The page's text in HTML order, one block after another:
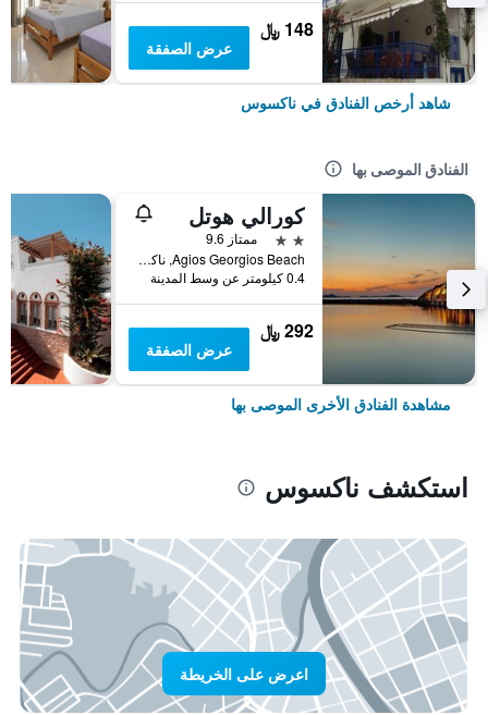
148 ﷼
عرض الصفقة
شاهد أرخص الفنادق في ناكسوس
الفنادق الموصى بها
كورالي هوتل
2 نجمتين
ممتاز 9.6
Agios Georgios Beach, ناكسوس, اليونان
0.4 كيلومتر عن وسط المدينة
292 ﷼
عرض الصفقة
مشاهدة الفنادق الأخرى الموصى بها
استكشف ناكسوس
اعرض على الخريطة